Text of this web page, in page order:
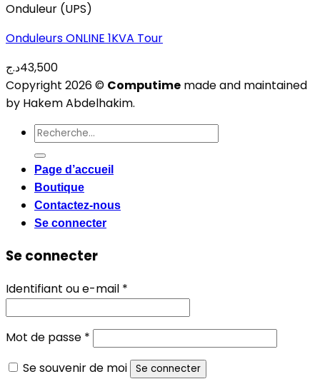
Onduleur (UPS)
Onduleurs ONLINE 1KVA Tour
43,500د.ج
Copyright 2026 © Computime made and maintained
by Hakem Abdelhakim.
Recherche
pour :
Page d’accueil
Boutique
Contactez-nous
Se connecter
Se connecter
Identifiant ou e-mail *
Mot de passe *
Se souvenir de moi
Se connecter